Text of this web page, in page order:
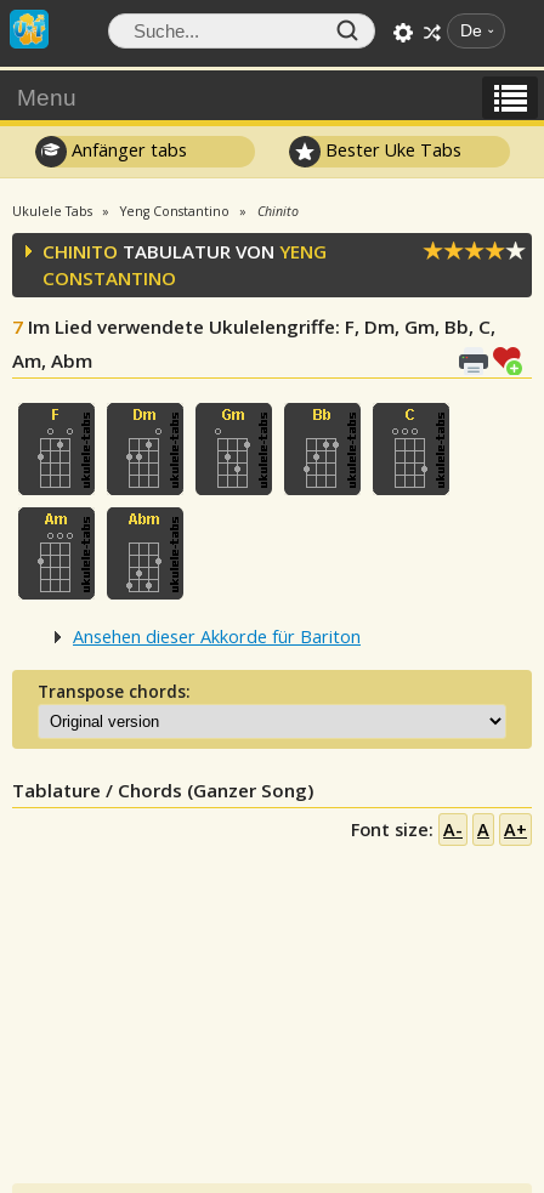
De
Menu
Anfänger tabs Bester Uke Tabs
Ukulele Tabs Yeng Constantino Chinito
CHINITO TABULATUR VON YENG
CONSTANTINO
7 Im Lied verwendete Ukulelengriffe: F, Dm, Gm, Bb, C,
Am, Abm
Ansehen dieser Akkorde für Bariton
Transpose chords:
Tablature / Chords (Ganzer Song)
Font size: A- A A+